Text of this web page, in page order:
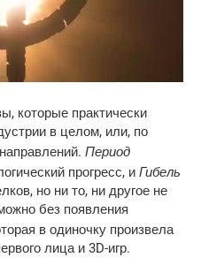
которые практически
в целом, или, по
Период
прогресс, и Гибель
но ни то, ни другое не
без появления
в одиночку произвела
лица и 3D-игр.